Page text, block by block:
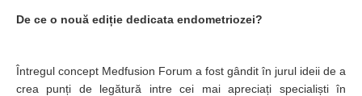
De ce o nouă ediție dedicata endometriozei?
Întregul concept Medfusion Forum a fost gândit în jurul ideii de a
crea punți de legătură intre cei mai apreciați specialiști în